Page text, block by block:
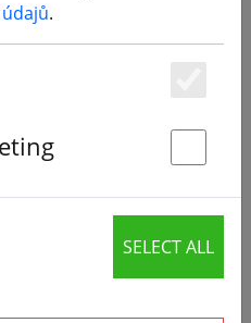
›
.
SELECT ALL